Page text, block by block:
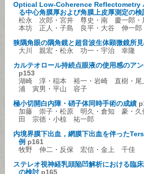
Optical Low-Coherence Reflectometry
る中心角膜厚および角膜上皮厚測定の検
松永 次郎・宮井 尊史・南 慶一郎・
本坊 正人・子島 良平・大谷 伸一
狭隅角眼の隅角鏡と超音波生体顕微鏡所
大川 親宏・松永 功一・宇治 幸隆
カルテオロール持続点眼液の使用感のア
p153
湖崎 淳・稲本 裕一・岩崎 直樹・
浦 寅男・平山 容子
極小切開白内障・硝子体同時手術の成績
加藤 崇子・松原 明久・倉知 豪・久
田 宗徳・小椋 祐一郎
内境界膜下出血，網膜下出血を伴った
例 p161
牧野 伸二・反保 宏信・金上 千佳
ステレオ視神経乳頭陥凹解析における臨
の検討 p165